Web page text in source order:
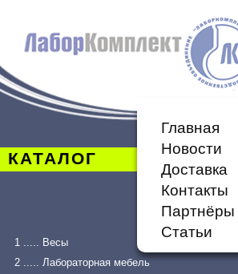
КАТАЛОГ
Главная
Новости
Доставка
Контакты
Партнёры
Статьи
1 ..... Весы
2 ..... Лабораторная мебель